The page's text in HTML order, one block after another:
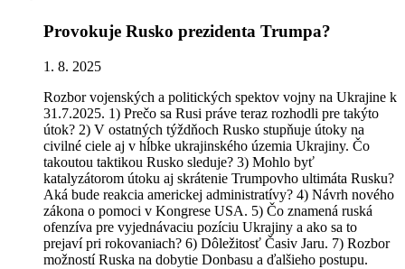
Provokuje Rusko prezidenta Trumpa?
1. 8. 2025
Rozbor vojenských a politických spektov vojny na Ukrajine k
31.7.2025. 1) Prečo sa Rusi práve teraz rozhodli pre takýto
útok? 2) V ostatných týždňoch Rusko stupňuje útoky na
civilné ciele aj v hĺbke ukrajinského územia Ukrajiny. Čo
takoutou taktikou Rusko sleduje? 3) Mohlo byť
katalyzátorom útoku aj skrátenie Trumpovho ultimáta Rusku?
Aká bude reakcia americkej administratívy? 4) Návrh nového
zákona o pomoci v Kongrese USA. 5) Čo znamená ruská
ofenzíva pre vyjednávaciu pozíciu Ukrajiny a ako sa to
prejaví pri rokovaniach? 6) Dôležitosť Časiv Jaru. 7) Rozbor
možností Ruska na dobytie Donbasu a ďalšieho postupu.